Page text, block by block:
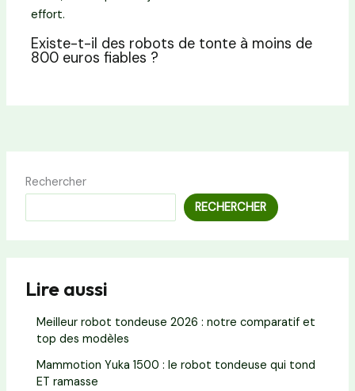
Existe-t-il des robots de tonte à moins de
800 euros fiables ?
Rechercher
RECHERCHER
Lire aussi
Meilleur robot tondeuse 2026 : notre comparatif et
top des modèles
Mammotion Yuka 1500 : le robot tondeuse qui tond
ET ramasse